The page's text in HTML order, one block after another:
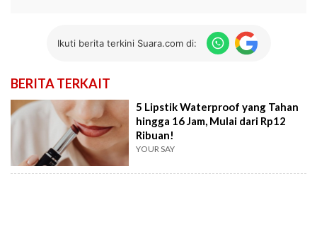
Ikuti berita terkini Suara.com di:
BERITA TERKAIT
5 Lipstik Waterproof yang Tahan
hingga 16 Jam, Mulai dari Rp12
Ribuan!
YOUR SAY